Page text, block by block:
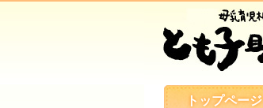
トップページ